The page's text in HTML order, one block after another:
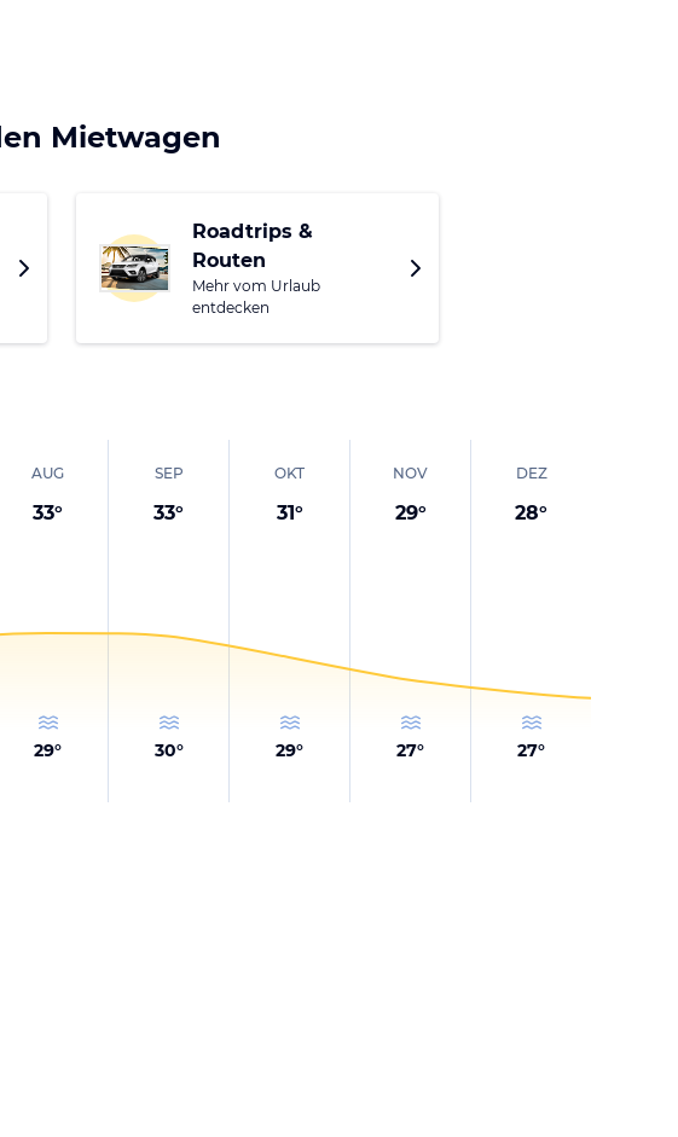
Stadt
Bars, Geschäften, Boutiquen,
feiern.
Mietwagen
Roadtrips &
Routen
Mehr vom Urlaub
entdecken
AUG
33°
29°
SEP
33°
30°
OKT
31°
29°
NOV
29°
27°
DEZ
28°
27°